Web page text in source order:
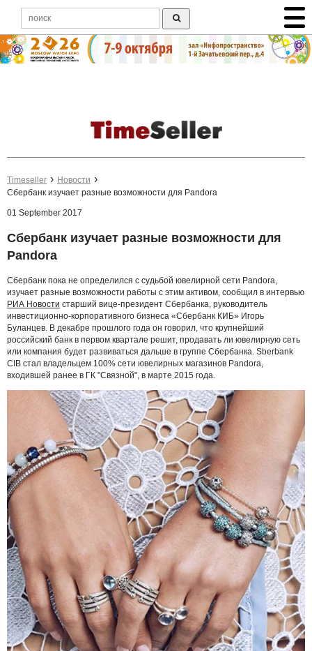
Timeseller
Новости
Сбербанк изучает разные возможности для Pandora
01 September 2017
Сбербанк изучает разные возможности для
Pandora
Сбербанк пока не определился с судьбой ювелирной сети Pandora,
изучает разные возможности работы с этим активом, сообщил в интервью
РИА Новости старший вице-президент Сбербанка, руководитель
инвестиционно-корпоративного бизнеса «Сбербанк КИБ» Игорь
Буланцев. В декабре прошлого года он говорил, что крупнейший
российский банк в первом квартале решит, продавать ли ювелирную сеть
или компания будет развиваться дальше в группе Сбербанка. Sberbank
CIB стал владельцем 100% сети ювелирных магазинов Pandora,
входившей ранее в ГК "Связной", в марте 2015 года.